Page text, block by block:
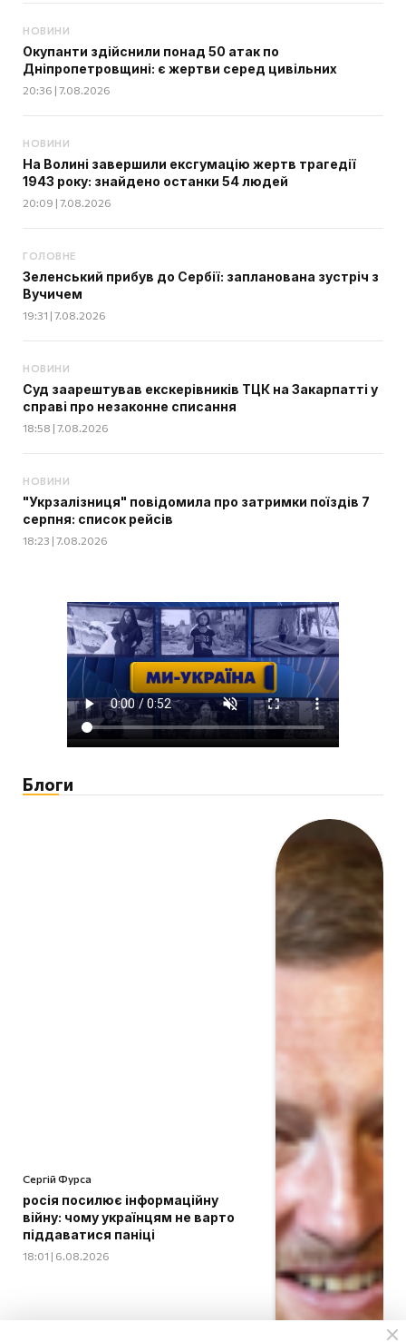
НОВИНИ
Окупанти здійснили понад 50 атак по
Дніпропетровщині: є жертви серед цивільних
20:36 | 7.08.2026
НОВИНИ
На Волині завершили ексгумацію жертв трагедії
1943 року: знайдено останки 54 людей
20:09 | 7.08.2026
ГОЛОВНЕ
Зеленський прибув до Сербії: запланована зустріч з
Вучичем
19:31 | 7.08.2026
НОВИНИ
Суд заарештував екскерівників ТЦК на Закарпатті у
справі про незаконне списання
18:58 | 7.08.2026
НОВИНИ
"Укрзалізниця" повідомила про затримки поїздів 7
серпня: список рейсів
18:23 | 7.08.2026
Блоги
Сергій Фурса
росія посилює інформаційну
війну: чому українцям не варто
піддаватися паніці
18:01 | 6.08.2026